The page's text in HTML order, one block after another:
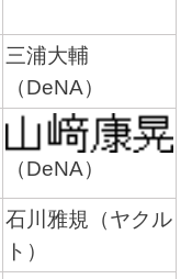
三浦大輔
（DeNA）
（DeNA）
石川雅規（ヤクル
ト）